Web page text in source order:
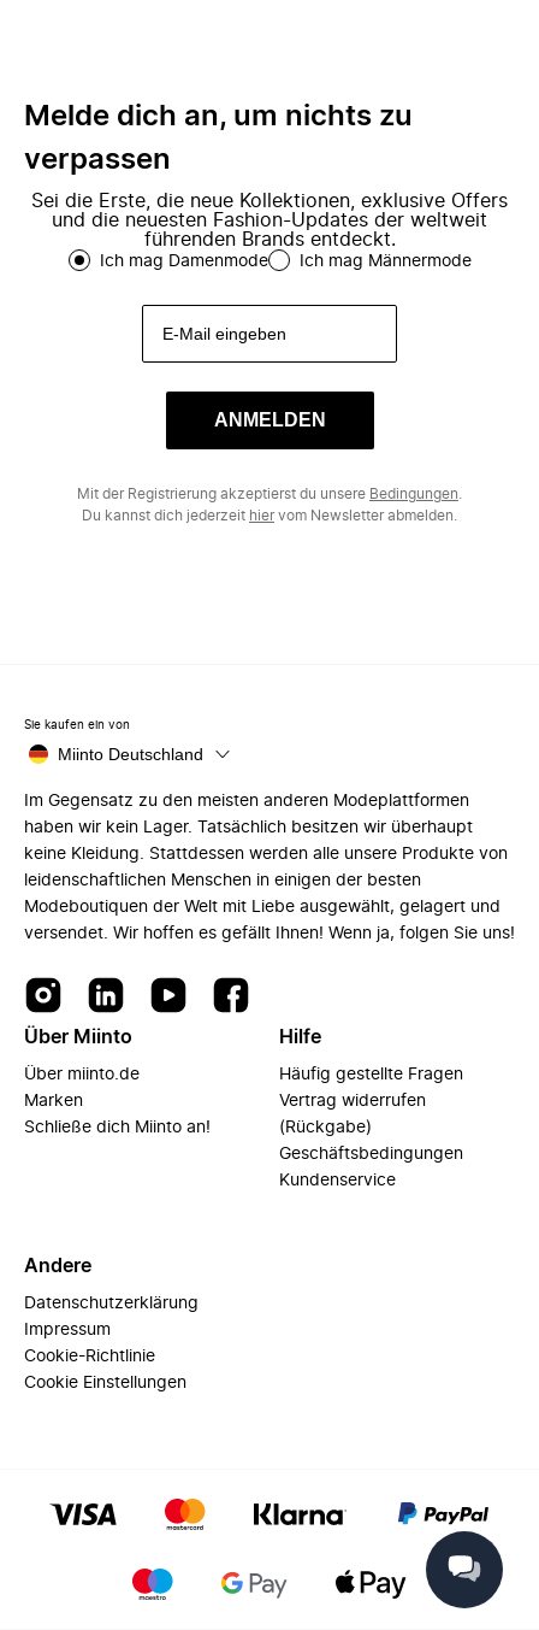
Melde dich an, um nichts zu
verpassen
Sei die Erste, die neue Kollektionen, exklusive Offers
und die neuesten Fashion-Updates der weltweit
führenden Brands entdeckt.
Ich mag Damenmode Ich mag Männermode
ANMELDEN
Mit der Registrierung akzeptierst du unsere Bedingungen
Du kannst dich jederzeit hiervom Newsletter abmelden.
Sie kaufen ein von
Miinto Deutschland
Im Gegensatz zu den meisten anderen Modeplattformen
haben wir kein Lager. Tatsächlich besitzen wir überhaupt
keine Kleidung. Stattdessen werden alle unsere Produkte von
leidenschaftlichen Menschen in einigen der besten
Modeboutiquen der Welt mit Liebe ausgewählt, gelagert und
versendet. Wir hoffen es gefällt Ihnen! Wenn ja, folgen Sie uns!
Über Miinto
Über miinto.de
Marken
Schließe dich Miinto an!
Hilfe
Häufig gestellte Fragen
Vertrag widerrufen
(Rückgabe)
Geschäftsbedingungen
Kundenservice
Andere
Datenschutzerklärung
Impressum
Cookie-Richtlinie
Cookie Einstellungen